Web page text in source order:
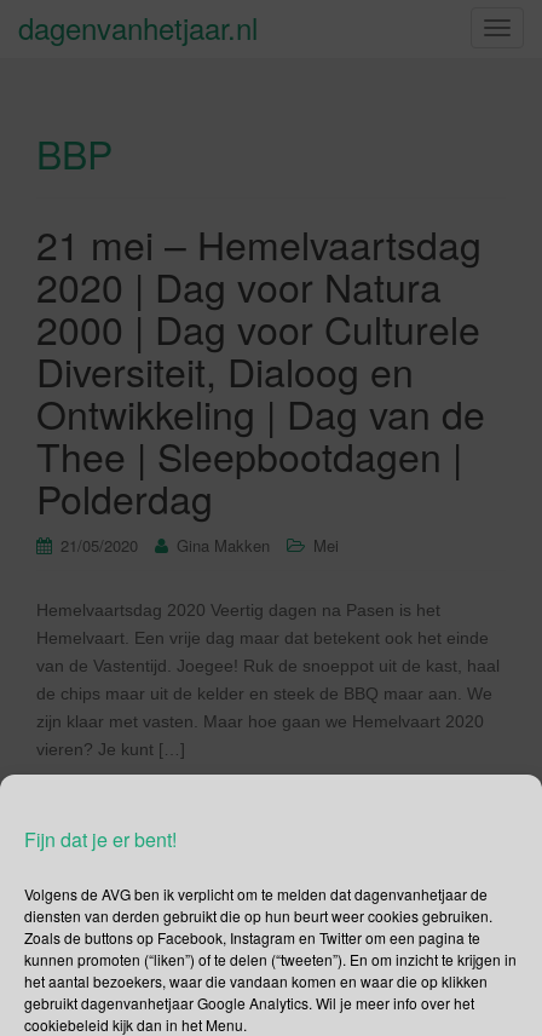
Fijn dat je er bent!
Volgens de AVG ben ik verplicht om te melden dat dagenvanhetjaar de
diensten van derden gebruikt die op hun beurt weer cookies gebruiken.
Zoals de buttons op Facebook, Instagram en Twitter om een pagina te
kunnen promoten (“liken”) of te delen (“tweeten”). En om inzicht te krijgen in
het aantal bezoekers, waar die vandaan komen en waar die op klikken
gebruikt dagenvanhetjaar Google Analytics. Wil je meer info over het
cookiebeleid kijk dan in het Menu.
S
dagenvanhetjaar.nl
BBP
21 mei – Hemelvaartsdag
2020 | Dag voor Natura
2000 | Dag voor Culturele
Diversiteit, Dialoog en
Ontwikkeling | Dag van de
Thee | Sleepbootdagen |
Polderdag
21/05/2020 Gina Makken Mei
Hemelvaartsdag 2020 Veertig dagen na Pasen is het
Hemelvaart. Een vrije dag maar dat betekent ook het einde
van de Vastentijd. Joegee! Ruk de snoeppot uit de kast, haal
de chips maar uit de kelder en steek de BBQ maar aan. We
zijn klaar met vasten. Maar hoe gaan we Hemelvaart 2020
vieren? Je kunt […]
Social Media
Je kunt me volgen op